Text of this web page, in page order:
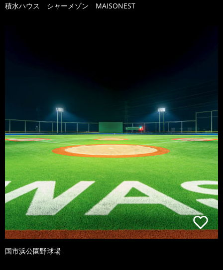
積水ハウス シャーメゾン MAISONEST
国市浜公園野球場